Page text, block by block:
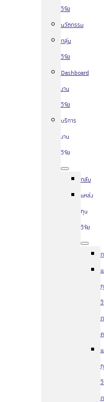
วิจัย
นวัตกรรม
กลุ่ม
วิจัย
Dashboard
งาน
วิจัย
บริการ
งาน
วิจัย
กลับ
แหล่ง
ทุน
วิจัย